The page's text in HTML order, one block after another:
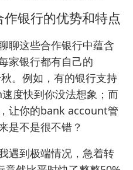
银行的优势和特点
聊这些合作银行中蕴含
家银行都有自己的
。例如，有的银行支持
度快到你没法想象；而
让你的bank account管
是不是很不错？
遇到极端情况，急着转